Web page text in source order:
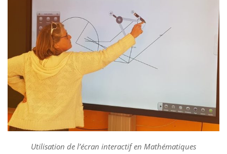
Utilisation de l’écran interactif en Mathématiques